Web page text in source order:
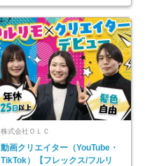
株式会社ＯＬＣ
動画クリエイター（YouTube・
TikTok）【フレックス/フルリ